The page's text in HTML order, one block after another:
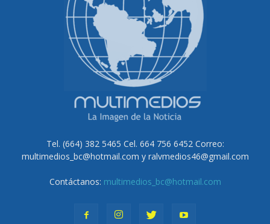
Tel. (664) 382 5465 Cel. 664 756 6452 Correo:
multimedios_bc@hotmail.com y ralvmedios46@gmail.com
Contáctanos: multimedios_bc@hotmail.com